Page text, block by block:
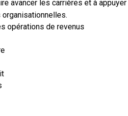
avancer les carrières et à appuyer
opérations de revenus